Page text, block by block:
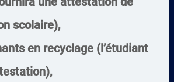
scolaire),
en recyclage (l’étudiant